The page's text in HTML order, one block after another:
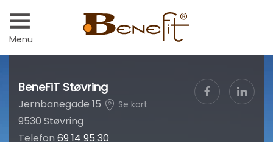
Menu
BeneFiT Støvring
Jernbanegade 15 Se kort
9530 Støvring
Telefon 69 14 95 30